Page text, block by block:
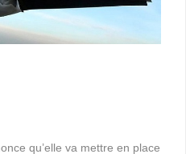
qu’elle va mettre en place